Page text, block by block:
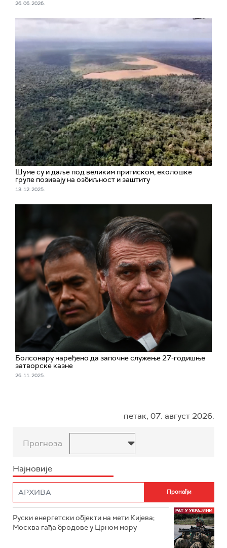
26. 06. 2026.
Шуме су и даље под великим притиском, еколошке
групе позивају на озбиљност и заштиту
13. 12. 2025.
Болсонару наређено да започне служење 27-годишње
затворске казне
26. 11. 2025.
петак, 07. август 2026.
Прогноза
Најновије
Руски енергетски објекти на мети Кијева;
Москва гађа бродове у Црном мору